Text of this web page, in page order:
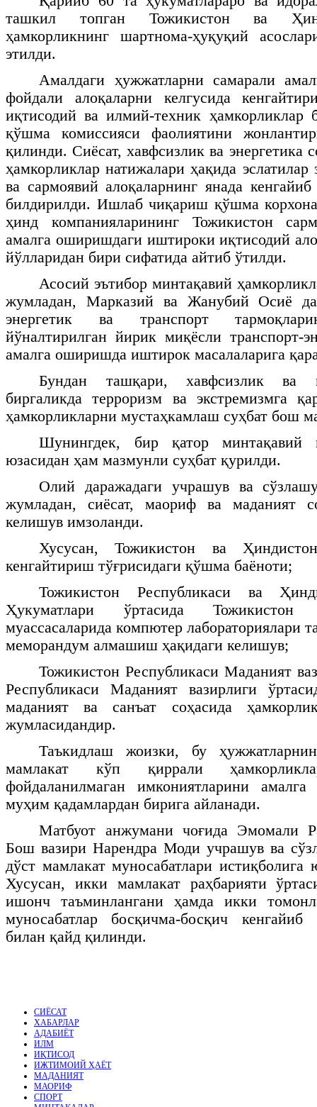
ташкил топган Тожикистон ва
ҳамкорликнинг шартнома-ҳуқуқий
этилди.
Амалдаги ҳужжатларни самарали
фойдали алоқаларни келгусида
иқтисодий ва илмий-техник ҳамкорликлар
қўшма комиссияси фаолиятини
қилинди. Сиёсат, хавфсизлик ва энергетика
ҳамкорликлар натижалари ҳақида эслатилар
ва сармоявий алоқаларнинг янада
билдирилди. Ишлаб чиқариш қўшма
ҳинд компанияларининг Тожикистон
амалга оширишдаги иштироки иқтисодий
йўлларидан бири сифатида айтиб ўтилди.
Асосий эътибор минтақавий
жумладан, Марказий ва Жанубий Осиё
энергетик ва транспорт
йўналтирилган йирик миқёсли транспорт-
амалга оширишда иштирок масалаларига
Бундан ташқари, хавфсизлик ва
биргаликда терроризм ва экстремизмга
ҳамкорликларни мустаҳкамлаш суҳбат бош
Шунингдек, бир қатор минтақавий
юзасидан ҳам мазмунли суҳбат қурилди.
Олий даражадаги учрашув ва
жумладан, сиёсат, маориф ва маданият
келишув имзоланди.
Хусусан, Тожикистон ва
кенгайтириш тўғрисидаги қўшма баёноти;
Тожикистон Республикаси ва
Ҳукуматлари ўртасида
муассасаларида компютер лабораториялари
меморандум алмашиш ҳақидаги келишув;
Тожикистон Республикаси Маданият
Республикаси Маданият вазирлиги
маданият ва санъат соҳасида
жумласидандир.
Таъкидлаш жоизки, бу
мамлакат кўп қиррали
фойдаланилмаган имкониятларини
муҳим қадамлардан бирига айланади.
Матбуот анжумани чоғида Эмомали
Бош вазири Нарендра Моди учрашув ва
дўст мамлакат муносабатлари
Хусусан, икки мамлакат раҳбарияти
ишонч таъминлангани ҳамда икки
муносабатлар босқичма-босқич
билан қайд қилинди.
СИЁСАТ
ХАБАРЛАР
АДАБИЁТ
ИЛМ
ИҚТИСОД
ИЖТИМОИЙ ҲАЁТ
МАДАНИЯТ
МАОРИФ
СПОРТ